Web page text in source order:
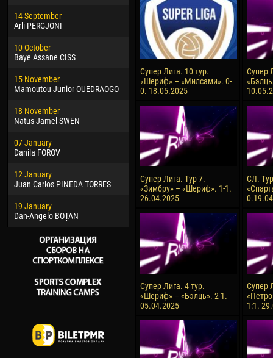
14 September
Arli PERGJONI
10 October
Baye Assane CISS
15 November
Mamoutou Junior OUEDRAOGO
18 November
Natus Jamel SWEN
07 January
Danila FOROV
12 January
Juan Carlos PINEDA TORRES
19 January
Dan-Angelo BOȚAN
24 February
Vladislav COSTIN
02 March
Veaceslav COZMA
09 March
Emmanuel AFETSE
Jayder Moreno ASPRILLA
22 March
Samba KONÉ
26 March
Vitor Hugo Morais de OLIVEIRA
28 March
13
15
24
10
15
Ivan
17
Супер Лига. 10 тур.
«Шериф» – «Милсами». 0-
0. 18.05.2025
Супер
Супер Лига. Тур 7.
«Зимбру» – «Шериф». 1-1.
26.04.2025
СЛ.
Супер Лига. 4 тур.
«Шериф» – «Бэлць». 2-1.
05.04.2025
Супер
1:1.